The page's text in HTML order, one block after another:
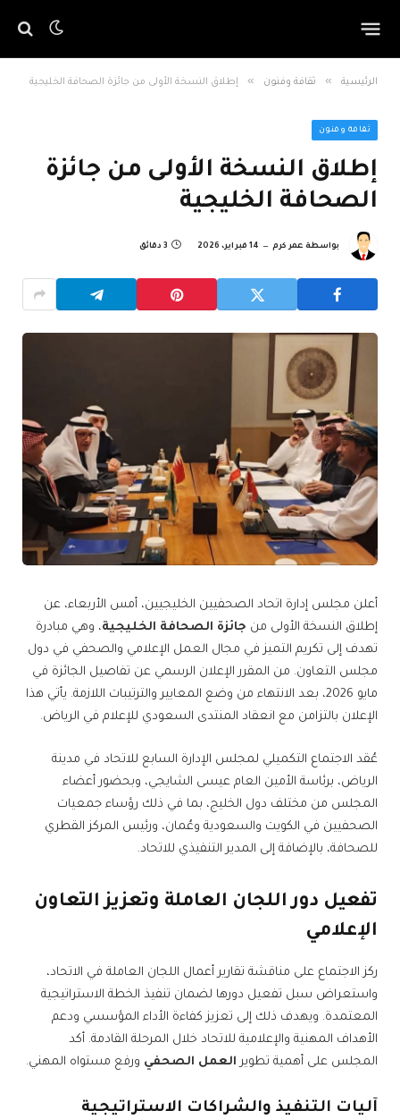
الرئيسية » ثقافة وفنون » إطلاق النسخة الأولى من جائزة الصحافة الخليجية
ثقافة وفنون
إطلاق النسخة الأولى من جائزة
الصحافة الخليجية
بواسطة عمر كرم 14 فبراير، 2026 3 دقائق
أعلن مجلس إدارة اتحاد الصحفيين الخليجيين، أمس الأربعاء، عن
إطلاق النسخة الأولى من جائزة الصحافة الخليجية، وهي مبادرة
تهدف إلى تكريم التميز في مجال العمل الإعلامي والصحفي في دول
مجلس التعاون. من المقرر الإعلان الرسمي عن تفاصيل الجائزة في
مايو 2026، بعد الانتهاء من وضع المعايير والترتيبات اللازمة. يأتي هذا
الإعلان بالتزامن مع انعقاد المنتدى السعودي للإعلام في الرياض.
عُقد الاجتماع التكميلي لمجلس الإدارة السابع للاتحاد في مدينة
الرياض، برئاسة الأمين العام عيسى الشايجي، وبحضور أعضاء
المجلس من مختلف دول الخليج، بما في ذلك رؤساء جمعيات
الصحفيين في الكويت والسعودية وعُمان، ورئيس المركز القطري
للصحافة، بالإضافة إلى المدير التنفيذي للاتحاد.
تفعيل دور اللجان العاملة وتعزيز التعاون
الإعلامي
ركز الاجتماع على مناقشة تقارير أعمال اللجان العاملة في الاتحاد،
واستعراض سبل تفعيل دورها لضمان تنفيذ الخطة الاستراتيجية
المعتمدة. ويهدف ذلك إلى تعزيز كفاءة الأداء المؤسسي ودعم
الأهداف المهنية والإعلامية للاتحاد خلال المرحلة القادمة. أكد
المجلس على أهمية تطوير العمل الصحفي ورفع مستواه المهني.
آليات التنفيذ والشراكات الاستراتيجية